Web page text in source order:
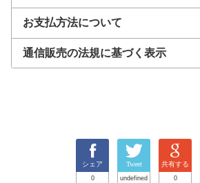
お支払方法について
通信販売の法規に基づく表示
シェア
0
Tweet
undefined
共有する
0